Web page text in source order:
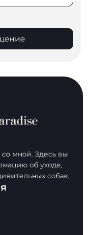
мной. Здесь вы
об уходе,
собак.